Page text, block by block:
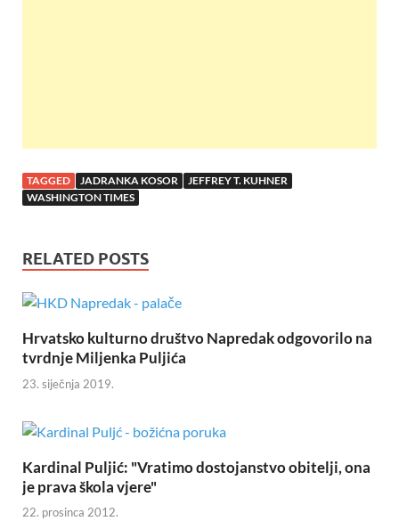
TAGGED JADRANKA KOSOR
JEFFREY T. KUHNER
WASHINGTON TIMES
RELATED POSTS
Hrvatsko kulturno društvo Napredak odgovorilo na
tvrdnje Miljenka Puljića
23. siječnja 2019.
Kardinal Puljić: "Vratimo dostojanstvo obitelji, ona
je prava škola vjere"
22. prosinca 2012.